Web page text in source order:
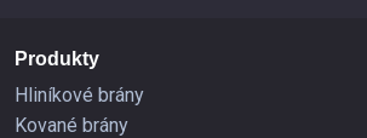
Produkty
Hliníkové brány
Kované brány